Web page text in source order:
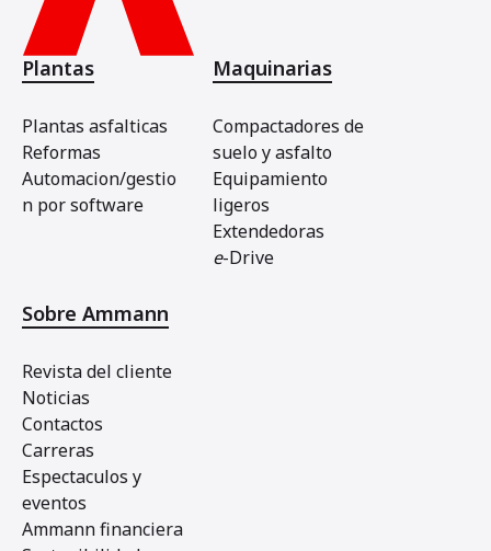
Plantas
Plantas asfalticas
Reformas
Automacion/gestio
n por software
Maquinarias
Compactadores de
suelo y asfalto
Equipamiento
ligeros
Extendedoras
e-Drive
Sobre Ammann
Revista del cliente
Noticias
Contactos
Carreras
Espectaculos y
eventos
Ammann financiera